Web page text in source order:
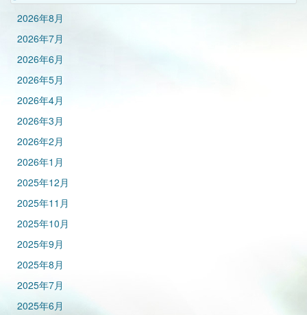
2026年8月
2026年7月
2026年6月
2026年5月
2026年4月
2026年3月
2026年2月
2026年1月
2025年12月
2025年11月
2025年10月
2025年9月
2025年8月
2025年7月
2025年6月